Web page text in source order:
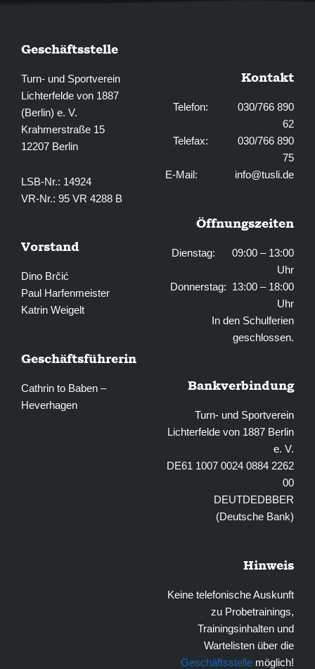
Geschäftsstelle
Turn- und Sportverein
Lichterfelde von 1887
(Berlin) e. V.
Krahmerstraße 15
12207 Berlin
LSB-Nr.: 14924
VR-Nr.: 95 VR 4288 B
Vorstand
Dino Brčić
Paul Harfenmeister
Katrin Weigelt
Geschäftsführerin
Cathrin to Baben –
Heverhagen
Kontakt
Telefon: 030/766 890
62
Telefax: 030/766 890
75
E-Mail: info@tusli.de
Öffnungszeiten
Dienstag: 09:00 – 13:00
Uhr
Donnerstag: 13:00 – 18:00
Uhr
In den Schulferien
geschlossen.
Bankverbindung
Turn- und Sportverein
Lichterfelde von 1887 Berlin
e. V.
DE61 1007 0024 0884 2262
00
DEUTDEDBBER
(Deutsche Bank)
Hinweis
Keine telefonische Auskunft
zu Probetrainings,
Trainingsinhalten und
Wartelisten über die
Geschäftsstelle möglich!